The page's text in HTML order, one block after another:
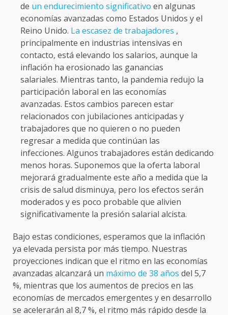
de un endurecimiento significativo en algunas
economías avanzadas como Estados Unidos y el
Reino Unido. La escasez de trabajadores ,
principalmente en industrias intensivas en
contacto, está elevando los salarios, aunque la
inflación ha erosionado las ganancias
salariales. Mientras tanto, la pandemia redujo la
participación laboral en las economías
avanzadas. Estos cambios parecen estar
relacionados con jubilaciones anticipadas y
trabajadores que no quieren o no pueden
regresar a medida que continúan las
infecciones. Algunos trabajadores están dedicando
menos horas. Suponemos que la oferta laboral
mejorará gradualmente este año a medida que la
crisis de salud disminuya, pero los efectos serán
moderados y es poco probable que alivien
significativamente la presión salarial alcista.
Bajo estas condiciones, esperamos que la inflación
ya elevada persista por más tiempo. Nuestras
proyecciones indican que el ritmo en las economías
avanzadas alcanzará un máximo de 38 años del 5,7
%, mientras que los aumentos de precios en las
economías de mercados emergentes y en desarrollo
se acelerarán al 8,7 %, el ritmo más rápido desde la